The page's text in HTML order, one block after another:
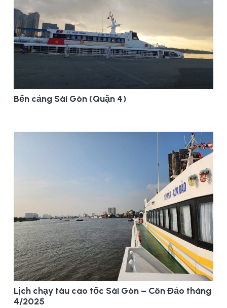
Bến cảng Sài Gòn (Quận 4)
Lịch chạy tàu cao tốc Sài Gòn – Côn Đảo tháng
4/2025